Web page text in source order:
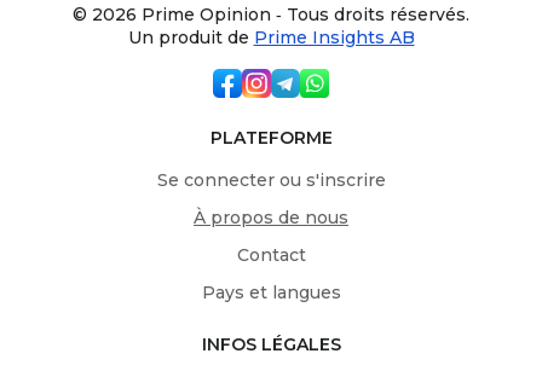
© 2026 Prime Opinion ‐ Tous droits réservés.
Un produit de Prime Insights AB
PLATEFORME
Se connecter ou s'inscrire
À propos de nous
Contact
Pays et langues
INFOS LÉGALES